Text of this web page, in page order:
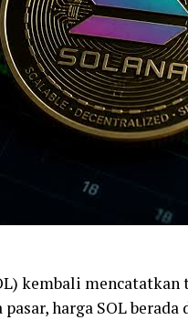
kembali
harga SOL